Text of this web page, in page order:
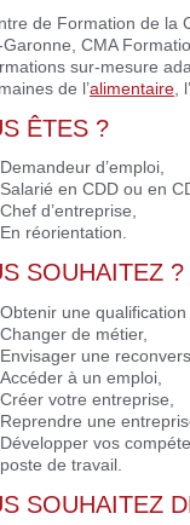
de Formation de la
Garonne, CMA
sur-mesure
de l’alimentaire , l’
ÊTES ?
Demandeur d’emploi,
Salarié en CDD ou en
Chef d’entreprise,
En réorientation.
SOUHAITEZ ?
Obtenir une
Changer de métier,
Envisager une
Accéder à un emploi,
Créer votre entreprise,
Reprendre une
Développer vos
poste de travail.
SOUHAITEZ